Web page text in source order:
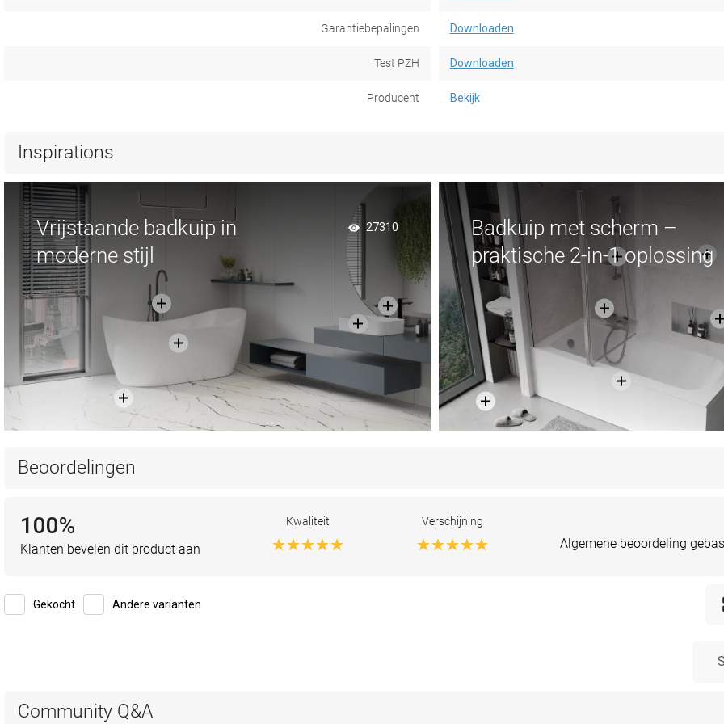
Garantiebepalingen Downloaden
Test PZH Downloaden
Producent Bekijk
Inspirations
Vrijstaande badkuip in
moderne stijl
27310
Badkuip met scherm –
praktische 2-in-1 oplossing
Beoordelingen
100%
Klanten bevelen dit product aan
Kwaliteit Verschijning
Algemene beoordeling
Gekocht Andere varianten
Community Q&A